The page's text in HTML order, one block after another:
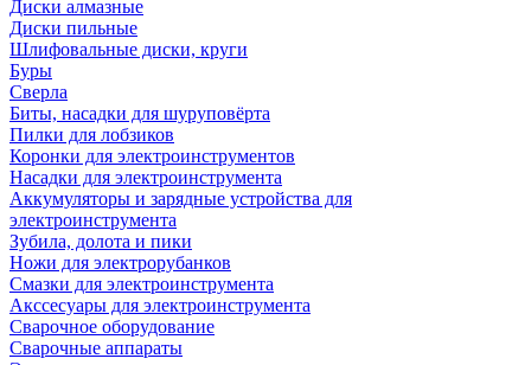
Диски алмазные
Диски пильные
Шлифовальные диски, круги
Буры
Сверла
Биты, насадки для шуруповёрта
Пилки для лобзиков
Коронки для электроинструментов
Насадки для электроинструмента
Аккумуляторы и зарядные устройства для
электроинструмента
Зубила, долота и пики
Ножи для электрорубанков
Смазки для электроинструмента
Акссесуары для электроинструмента
Сварочное оборудование
Сварочные аппараты